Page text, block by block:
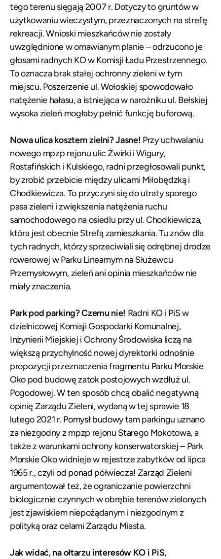
tego terenu sięgają 2007 r. Dotyczy to gruntów w
użytkowaniu wieczystym, przeznaczonych na strefę
rekreacji. Wnioski mieszkańców nie zostały
uwzględnione w omawianym planie – odrzucono je
głosami radnych KO w Komisji Ładu Przestrzennego.
To oznacza brak stałej ochronny zieleni w tym
miejscu. Poszerzenie ul. Wołoskiej spowodowało
natężenie hałasu, a istniejąca w narożniku ul. Bełskiej
wysoka zieleń mogłaby pełnić funkcję buforową.
Nowa ulica kosztem zielni? Jasne! Przy uchwalaniu
nowego mpzp rejonu ulic Żwirki i Wigury,
Rostafińskich i Kulskiego, radni przegłosowali punkt,
by zrobić przebicie między ulicami Miłobędzką i
Chodkiewicza. To przyczyni się do utraty sporego
pasa zieleni i zwiększenia natężenia ruchu
samochodowego na osiedlu przy ul. Chodkiewicza,
która jest obecnie Strefą zamieszkania. Tu znów dla
tych radnych, którzy sprzeciwiali się odrębnej drodze
rowerowej w Parku Linearnym na Służewcu
Przemysłowym, zieleń ani opinia mieszkańców nie
miały znaczenia.
Park pod parking? Czemu nie! Radni KO i PiS w
dzielnicowej Komisji Gospodarki Komunalnej,
Inżynierii Miejskiej i Ochrony Środowiska liczą na
większą przychylność nowej dyrektorki odnośnie
propozycji przeznaczenia fragmentu Parku Morskie
Oko pod budowę zatok postojowych wzdłuż ul.
Pogodowej. W ten sposób chcą obalić negatywną
opinię Zarządu Zieleni, wydaną w tej sprawie 18
lutego 2021 r. Pomysł budowy tam parkingu uznano
za niezgodny z mpzp rejonu Starego Mokotowa, a
także z warunkami ochrony konserwatorskiej – Park
Morskie Oko widnieje w rejestrze zabytków od lipca
1965 r., czyli od ponad półwiecza! Zarząd Zieleni
argumentował też, że ograniczanie powierzchni
biologicznie czynnych w obrębie terenów zielonych
jest zjawiskiem niepożądanym i niezgodnym z
polityką oraz celami Zarządu Miasta.
Jak widać, na ołtarzu interesów KO i PiS,